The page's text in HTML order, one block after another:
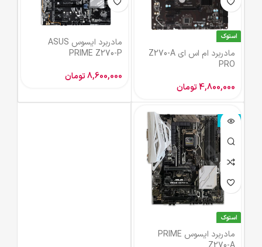
استوک
مادربرد ام اس ای Z270-A
PRO
4,800,000تومان
مادربرد ایسوس ASUS
PRIME Z270-P
8,600,000تومان
ناموجود
استوک
مادربرد ایسوس PRIME